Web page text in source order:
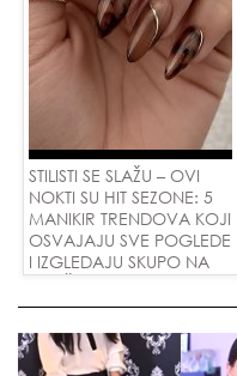
STILISTI SE SLAŽU – OVI
NOKTI SU HIT SEZONE: 5
MANIKIR TRENDOVA KOJI
OSVAJAJU SVE POGLEDE
I IZGLEDAJU SKUPO NA